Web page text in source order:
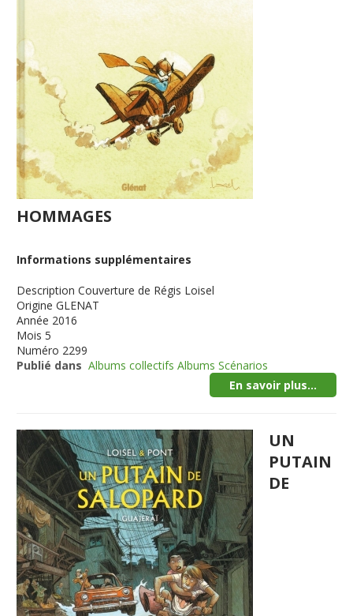
HOMMAGES
Informations supplémentaires
Description Couverture de Régis Loisel
Origine GLENAT
Année 2016
Mois 5
Numéro 2299
Publié dans Albums collectifs Albums Scénarios
En savoir plus...
UN
PUTAIN
DE